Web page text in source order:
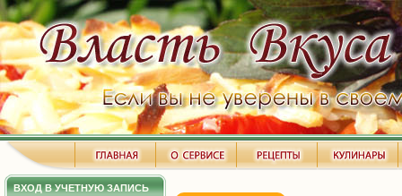
ВХОД В УЧЕТНУЮ ЗАПИСЬ